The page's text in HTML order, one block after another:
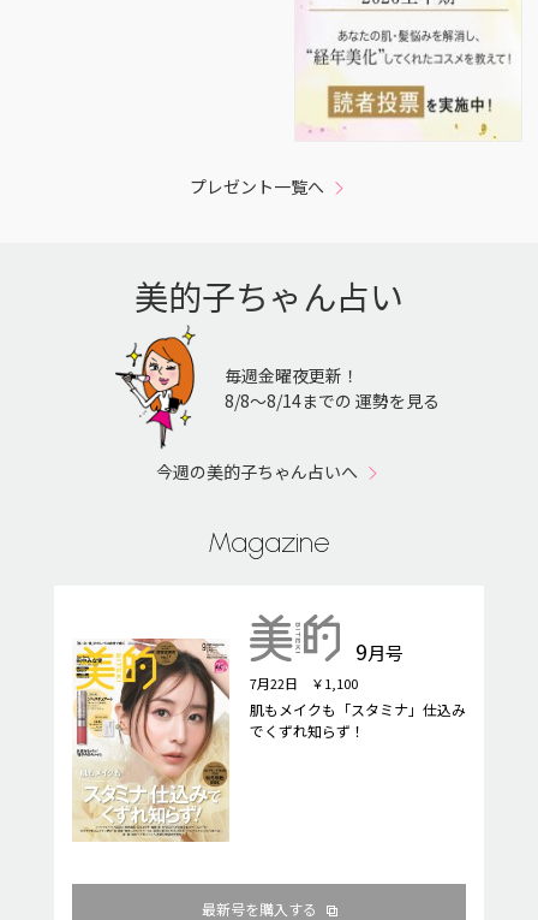
プレゼント一覧へ
美的子ちゃん占い
毎週金曜夜更新！
8/8〜8/14までの 運勢を見る
今週の美的子ちゃん占いへ
Magazine
9月号
7月22日 ￥1,100
肌もメイクも「スタミナ」仕込み
でくずれ知らず！
最新号を購入する